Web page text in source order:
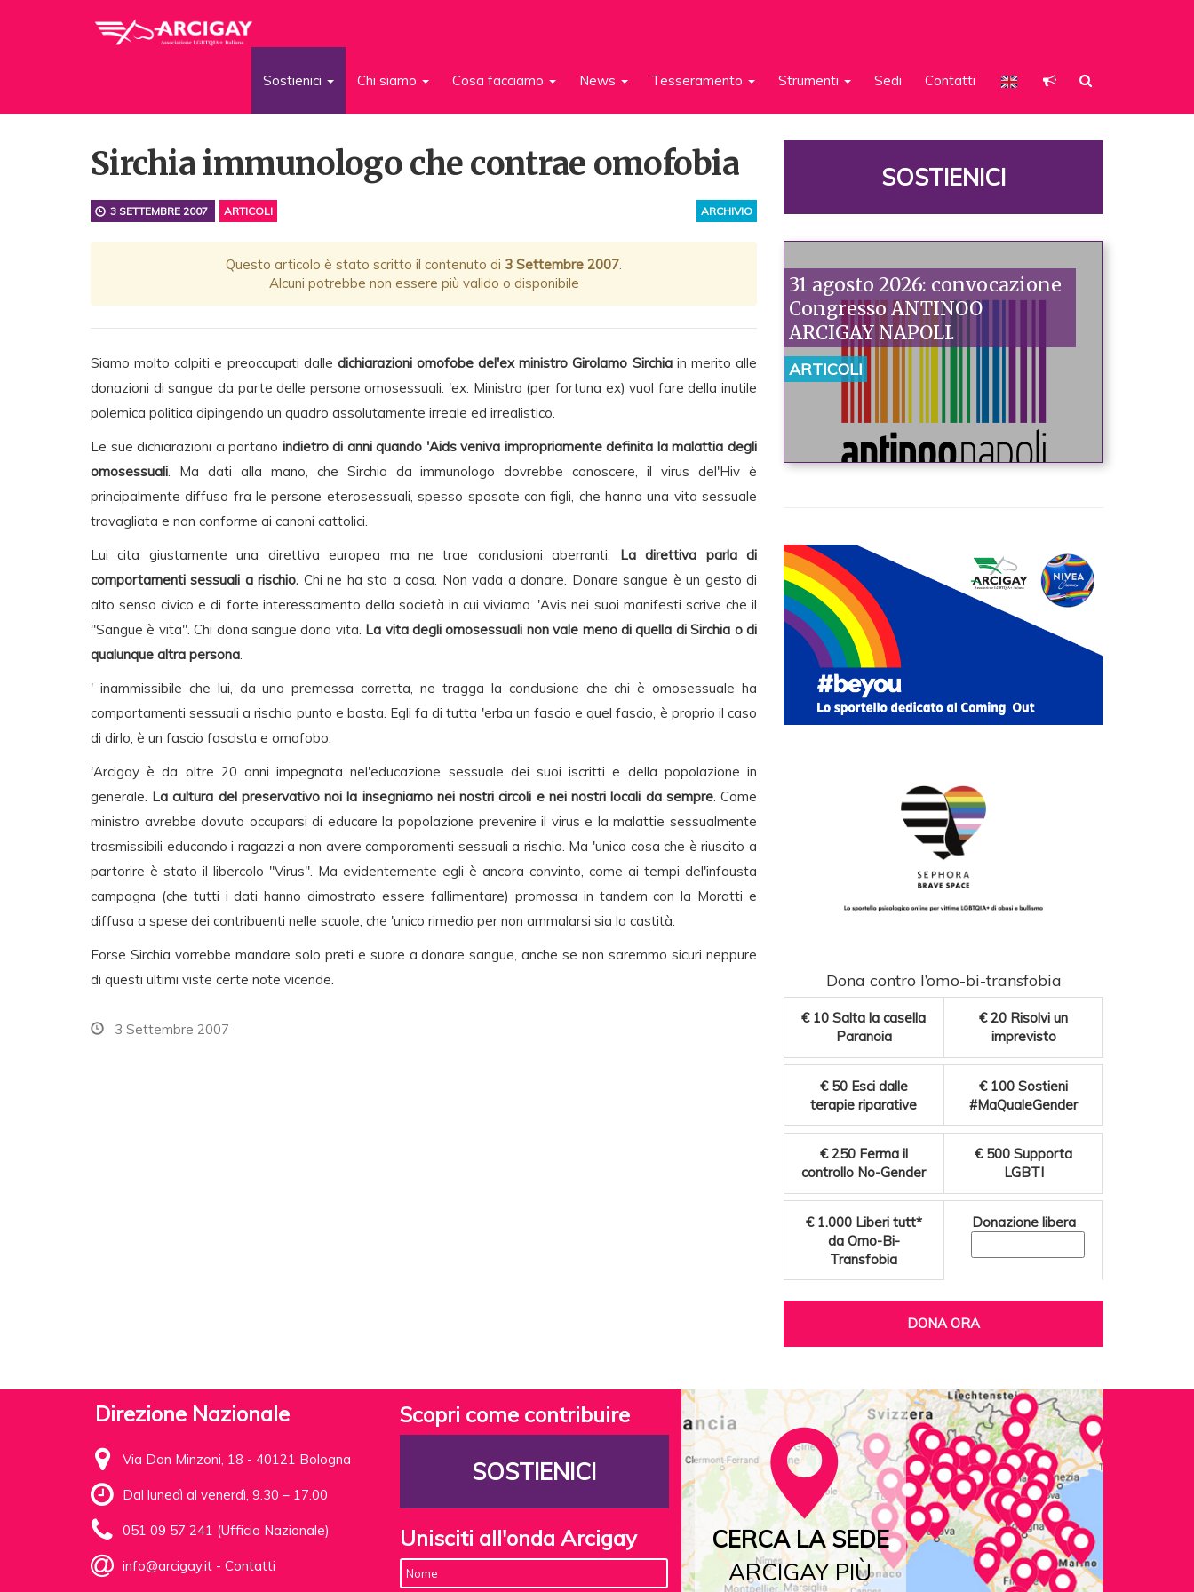
Sostienici Chi siamo Cosa facciamo News Tesseramento Strumenti Sedi Contatti
Sirchia immunologo che contrae omofobia
ARCHIVIO
3 SETTEMBRE 2007 ARTICOLI
Questo articolo è stato scritto il contenuto di 3 Settembre 2007.
Alcuni potrebbe non essere più valido o disponibile
Siamo molto colpiti e preoccupati dalle dichiarazioni omofobe del'ex ministro Girolamo Sirchiain merito alle
donazioni di sangue da parte delle persone omosessuali. 'ex. Ministro (per fortuna ex) vuol fare della inutile
polemica politica dipingendo un quadro assolutamente irreale ed irrealistico.
Le sue dichiarazioni ci portano indietro di anni quando 'Aids veniva impropriamente definita la malattia degli
omosessuali. Ma dati alla mano, che Sirchia da immunologo dovrebbe conoscere, il virus del'Hiv è
principalmente diffuso fra le persone eterosessuali, spesso sposate con figli, che hanno una vita sessuale
travagliata e non conforme ai canoni cattolici.
Lui cita giustamente una direttiva europea ma ne trae conclusioni aberranti. La direttiva parla di
comportamenti sessuali a rischio. Chi ne ha sta a casa. Non vada a donare. Donare sangue è un gesto di
alto senso civico e di forte interessamento della società in cui viviamo. 'Avis nei suoi manifesti scrive che il
"Sangue è vita". Chi dona sangue dona vita. La vita degli omosessuali non vale meno di quella di Sirchia o di
qualunque altra persona.
' inammissibile che lui, da una premessa corretta, ne tragga la conclusione che chi è omosessuale ha
comportamenti sessuali a rischio punto e basta. Egli fa di tutta 'erba un fascio e quel fascio, è proprio il caso
di dirlo, è un fascio fascista e omofobo.
'Arcigay è da oltre 20 anni impegnata nel'educazione sessuale dei suoi iscritti e della popolazione in
generale. La cultura del preservativo noi la insegniamo nei nostri circoli e nei nostri locali da sempre. Come
ministro avrebbe dovuto occuparsi di educare la popolazione prevenire il virus e la malattie sessualmente
trasmissibili educando i ragazzi a non avere comporamenti sessuali a rischio. Ma 'unica cosa che è riuscito a
partorire è stato il libercolo "Virus". Ma evidentemente egli è ancora convinto, come ai tempi del'infausta
campagna (che tutti i dati hanno dimostrato essere fallimentare) promossa in tandem con la Moratti e
diffusa a spese dei contribuenti nelle scuole, che 'unico rimedio per non ammalarsi sia la castità.
Forse Sirchia vorrebbe mandare solo preti e suore a donare sangue, anche se non saremmo sicuri neppure
di questi ultimi viste certe note vicende.
3 Settembre 2007
SOSTIENICI
31 agosto 2026: convocazione
Congresso ANTINOO
ARCIGAY NAPOLI.
ARTICOLI
Dona contro l’omo-bi-transfobia
€ 10 Salta la casella
Paranoia
€ 20 Risolvi un
imprevisto
€ 50 Esci dalle
terapie riparative
€ 100 Sostieni
#MaQualeGender
€ 250 Ferma il
controllo No-Gender
€ 500 Supporta
LGBTI
€ 1.000 Liberi tutt*
da Omo-Bi-
Transfobia
Donazione libera
DONA ORA
Direzione Nazionale
Via Don Minzoni, 18 - 40121 Bologna
Dal lunedì al venerdì, 9.30 – 17.00
051 09 57 241 (Ufficio Nazionale)
info@arcigay.it - Contatti
Scopri come contribuire
SOSTIENICI
Unisciti all'onda Arcigay
CERCA LA SEDE
ARCIGAY PIÙ